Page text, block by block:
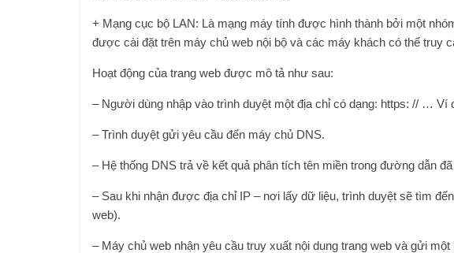
+ Mạng cục bộ LAN: Là mạng máy tính được hình thành bởi một
được cài đặt trên máy chủ web nội bộ và các máy khách có thể truy
Hoạt động của trang web được mô tả như sau:
– Người dùng nhập vào trình duyệt một địa chỉ có dạng: https: // … Ví
– Trình duyệt gửi yêu cầu đến máy chủ DNS.
– Hệ thống DNS trả về kết quả phân tích tên miền trong đường dẫn
– Sau khi nhận được địa chỉ IP – nơi lấy dữ liệu, trình duyệt sẽ tìm
web).
– Máy chủ web nhận yêu cầu truy xuất nội dung trang web và gửi